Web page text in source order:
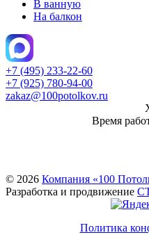
В ванную
На балкон
+7 (495) 233-22-60
+7 (925) 780-94-00
zakaz@100potolkov.ru
Время
© 2026 Компания «100
Разработка и продвижение
Политика